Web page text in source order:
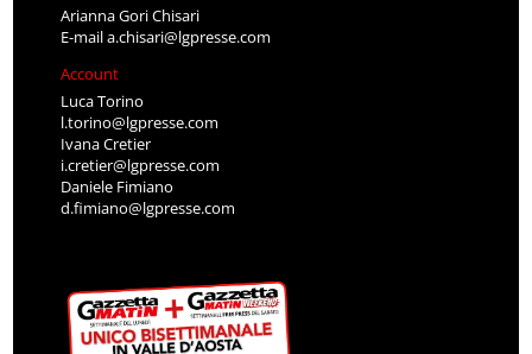
Arianna Gori Chisari
E-maila.chisari@lgpresse.com
Account
Luca Torino
l.torino@lgpresse.com
Ivana Cretier
i.cretier@lgpresse.com
Daniele Fimiano
d.fimiano@lgpresse.com